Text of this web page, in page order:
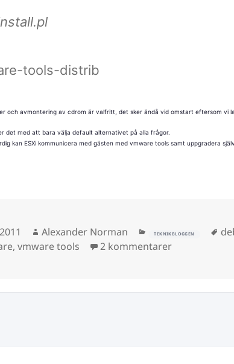
tools-distrib
och avmontering av cdrom är valfritt, det sker ändå vid omstart eftersom vi
det med att bara välja default alternativet på alla frågor.
kan ESXi kommunicera med gästen med vmware tools samt uppgradera
Författare
Alexander Norman Kategorier
TEKNIKBLOGGEN
,vmware tools 2 kommentarertill Installera